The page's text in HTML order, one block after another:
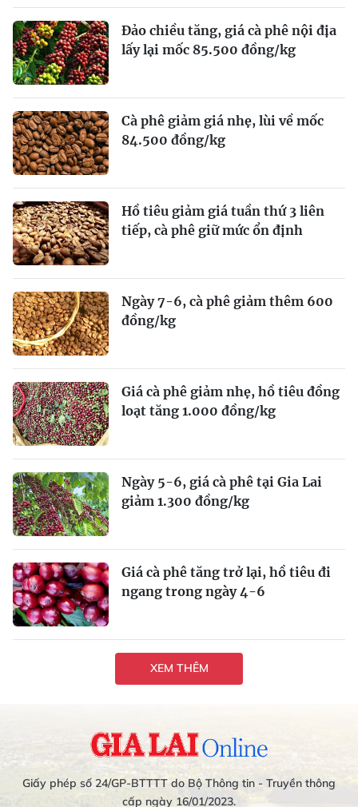
Đảo chiều tăng, giá cà phê nội địa
lấy lại mốc 85.500 đồng/kg
Cà phê giảm giá nhẹ, lùi về mốc
84.500 đồng/kg
Hồ tiêu giảm giá tuần thứ 3 liên
tiếp, cà phê giữ mức ổn định
Ngày 7-6, cà phê giảm thêm 600
đồng/kg
Giá cà phê giảm nhẹ, hồ tiêu đồng
loạt tăng 1.000 đồng/kg
Ngày 5-6, giá cà phê tại Gia Lai
giảm 1.300 đồng/kg
Giá cà phê tăng trở lại, hồ tiêu đi
ngang trong ngày 4-6
XEM THÊM
Giấy phép số 24/GP-BTTTT do Bộ Thông tin - Truyền thông
cấp ngày 16/01/2023.